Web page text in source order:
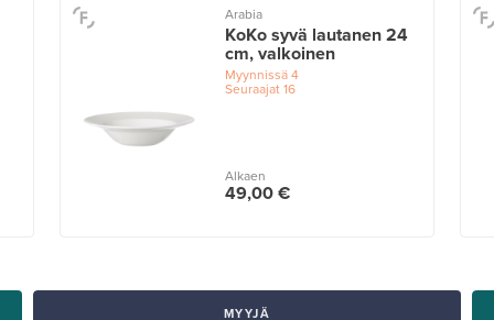
Arabia
KoKo syvä lautanen 24
cm, valkoinen
Myynnissä4
Seuraajat16
Alkaen
49,00 €
MYYJÄ